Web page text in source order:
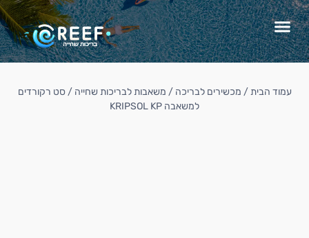
עמוד הבית/ מכשירים לבריכה / משאבות לבריכות שחייה / סט רקורדים
למשאבה KRIPSOL KP